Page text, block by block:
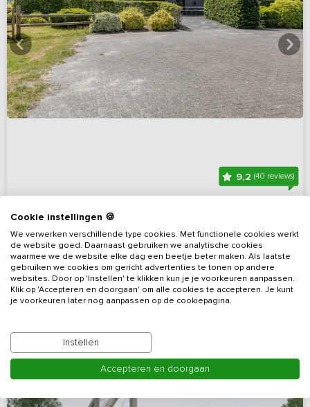
9,2 (40 reviews)
Overijssel, omgeving Ommen
20 - 80 11 8 3
Bekijk details
Cookie instellingen 🍪
We verwerken verschillende type cookies. Met functionele cookies werkt
de website goed. Daarnaast gebruiken we analytische cookies
waarmee we de website elke dag een beetje beter maken. Als laatste
gebruiken we cookies om gericht advertenties te tonen op andere
websites. Door op 'Instellen' te klikken kun je je voorkeuren aanpassen.
Klik op 'Accepteren en doorgaan' om alle cookies te accepteren. Je kunt
je voorkeuren later nog aanpassen op de cookiepagina.
Instellen
Accepteren en doorgaan